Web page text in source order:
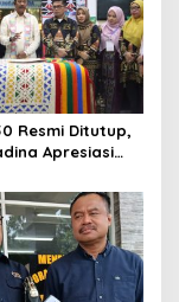
Resmi Ditutup,
Apresiasi